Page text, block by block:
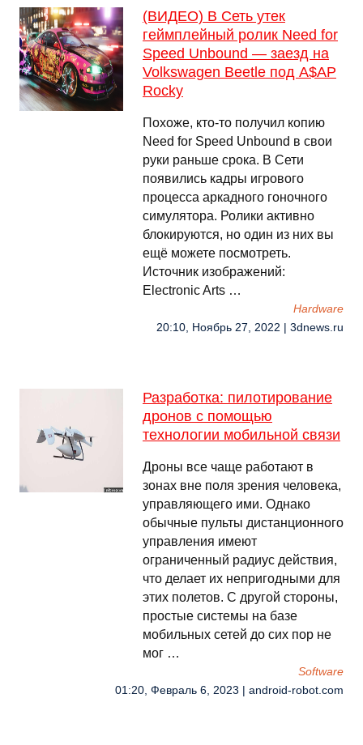
(ВИДЕО) В Сеть утек
геймплейный ролик Need for
Speed Unbound — заезд на
Volkswagen Beetle под A$AP
Rocky
Похоже, кто-то получил копию
Need for Speed Unbound в свои
руки раньше срока. В Сети
появились кадры игрового
процесса аркадного гоночного
симулятора. Ролики активно
блокируются, но один из них вы
ещё можете посмотреть.
Источник изображений:
Electronic Arts …
Hardware
20:10, Ноябрь 27, 2022 | 3dnews.ru
Разработка: пилотирование
дронов с помощью
технологии мобильной связи
Дроны все чаще работают в
зонах вне поля зрения человека,
управляющего ими. Однако
обычные пульты дистанционного
управления имеют
ограниченный радиус действия,
что делает их непригодными для
этих полетов. С другой стороны,
простые системы на базе
мобильных сетей до сих пор не
мог …
Software
01:20, Февраль 6, 2023 | android-robot.com